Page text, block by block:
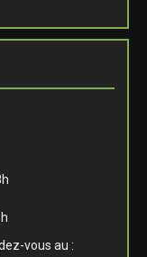
vous au :